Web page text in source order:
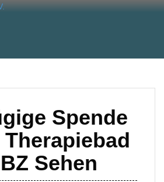
Spende
Sehen